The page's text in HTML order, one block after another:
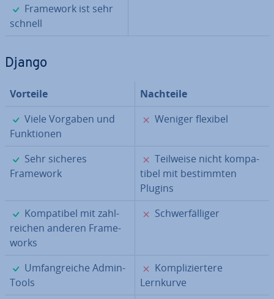
✓
Framework ist sehr
schnell
Django
Vorteile
Nachteile
✓
Viele Vorgaben und
Funk­tio­nen
✗
Weniger flexibel
✓
Sehr sicheres
Framework
✗
Teilweise nicht kom­pa­
ti­bel mit be­stimm­ten
Plugins
✓
Kom­pa­ti­bel mit zahl­
rei­chen anderen Frame­
works
✗
Schwer­fäl­li­ger
✓
Um­fang­rei­che Admin-
Tools
✗
Kom­pli­zier­te­re
Lernkurve